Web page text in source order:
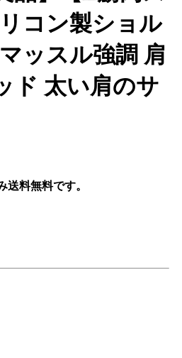
コン製ショル
ッスル強調 肩
ド 太い肩のサ
送料無料です。